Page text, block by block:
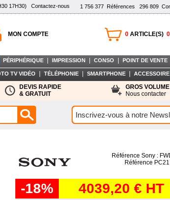
1 756 377 Références 296 809
17H30) Contactez-nous
0 ARTICLE(S) 0
MON COMPTE
PÉRIPHÉRIQUE IMPRESSION CONSO POINT DE VENTE
TV VIDÉO TÉLÉPHONIE SMARTPHONE ACCESSOIRE
DEVIS RAPIDE
& GRATUIT
GROS
Nous contacter
Référence Sony :
Référence
-18% 4039,20 € HT